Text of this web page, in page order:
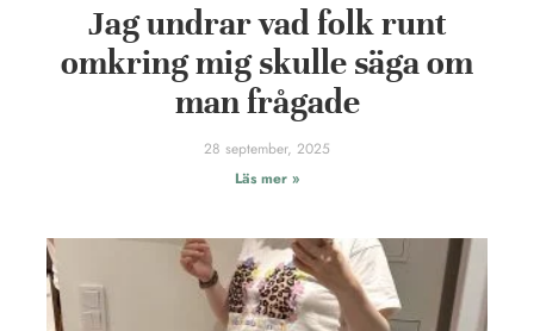
Jag undrar vad folk runt
omkring mig skulle säga om
man frågade
28 september, 2025
Läs mer »